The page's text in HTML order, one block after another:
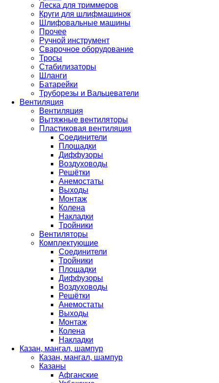
Леска для триммеров
Круги для шлифмашинок
Шлифовальные машины
Прочее
Ручной инструмент
Сварочное оборудование
Тросы
Стабилизаторы
Шланги
Батарейки
Труборезы и Вальцеватели
Вентиляция
Вентиляция
Вытяжные вентиляторы
Пластиковая вентиляция
Соединители
Площадки
Диффузоры
Воздуховоды
Решётки
Анемостаты
Выходы
Монтаж
Колена
Накладки
Тройники
Вентиляторы
Комплектующие
Соединители
Тройники
Площадки
Диффузоры
Воздуховоды
Решётки
Анемостаты
Выходы
Монтаж
Колена
Накладки
Казан, мангал, шампур
Казан, мангал, шампур
Казаны
Афганские